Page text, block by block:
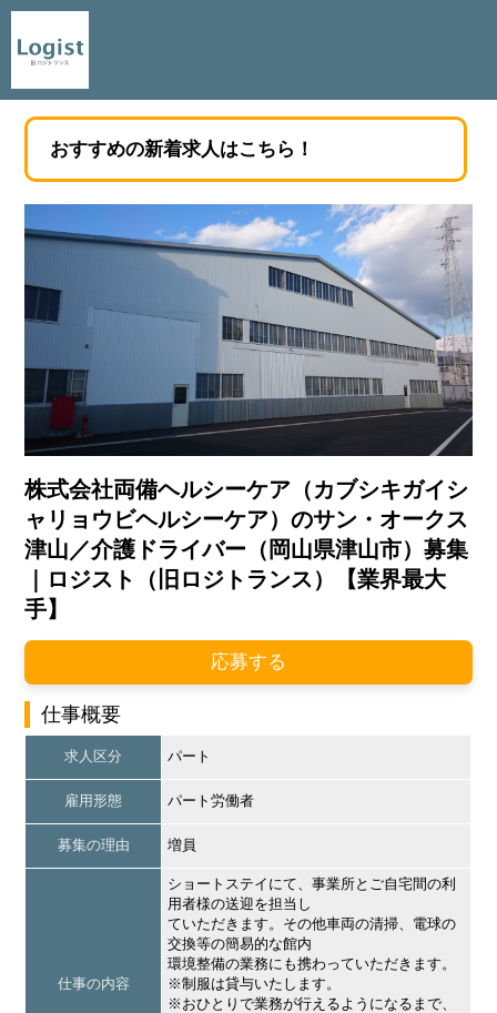
おすすめの新着求人はこちら！
株式会社両備ヘルシーケア（カブシキガイシ
ャリョウビヘルシーケア）のサン・オークス
津山／介護ドライバー（岡山県津山市）募集
｜ロジスト（旧ロジトランス）【業界最大
手】
応募する
仕事概要
求人区分 パート
雇用形態 パート労働者
募集の理由 増員
仕事の内容
ショートステイにて、事業所とご自宅間の利
用者様の送迎を担当し
ていただきます。その他車両の清掃、電球の
交換等の簡易的な館内
環境整備の業務にも携わっていただきます。
※制服は貸与いたします。
※おひとりで業務が行えるようになるまで、